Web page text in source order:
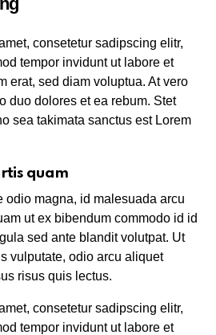
consetetur sadipscing elitr,
tempor invidunt ut labore et
erat, sed diam voluptua. At vero
duo dolores et ea rebum. Stet
sea takimata sanctus est Lorem
quam
odio magna, id malesuada arcu
ut ex bibendum commodo id id
sed ante blandit volutpat. Ut
vulputate, odio arcu aliquet
risus quis lectus.
consetetur sadipscing elitr,
tempor invidunt ut labore et